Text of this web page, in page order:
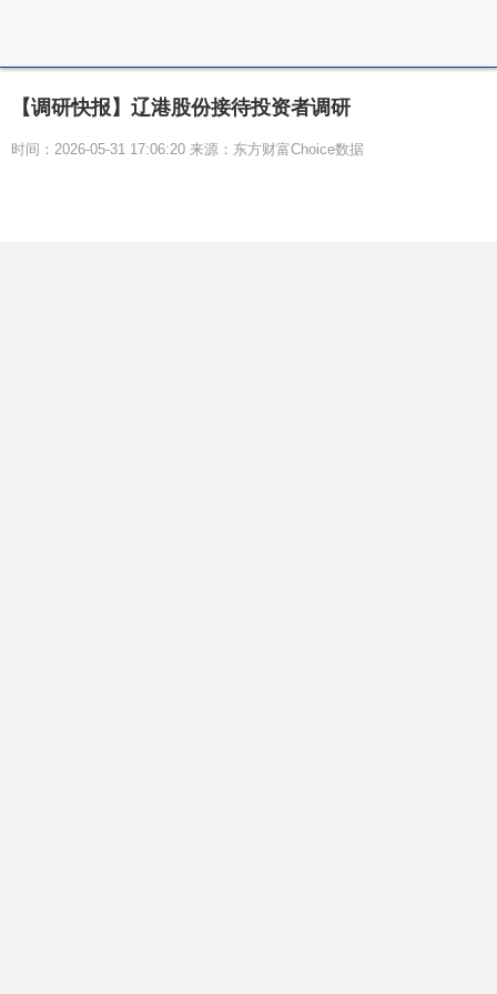
【调研快报】辽港股份接待投资者调研
时间：2026-05-31 17:06:20 来源：东方财富Choice数据